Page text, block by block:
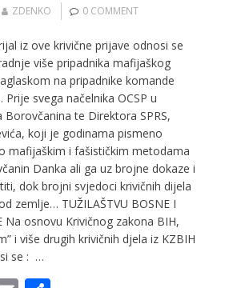
ZDENKO 0 COMMENT
iz ove krivične prijave odnosi se
više pripadnika mafijaškog
na pripadnike komande
Prije svega načelnika OCSP u
Borovčanina te Direktora SPRS,
koji je godinama pismeno
mafijaškim i fašističkim metodama
Danka ali ga uz brojne dokaze i
dok brojni svjedoci krivičnih dijela
zemlje… TUŽILAŠTVU BOSNE I
Na osnovu Krivičnog zakona BIH,
i više drugih krivičnih djela iz KZBIH
se : …